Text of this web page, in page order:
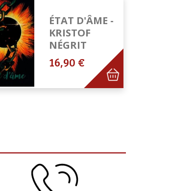
ÉTAT D'ÂME -
KRISTOF
NÉGRIT
16,90 €